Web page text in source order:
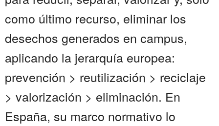
como último recurso, eliminar los
desechos generados en campus,
aplicando la jerarquía europea:
prevención > reutilización > reciclaje
> valorización > eliminación. En
España, su marco normativo lo